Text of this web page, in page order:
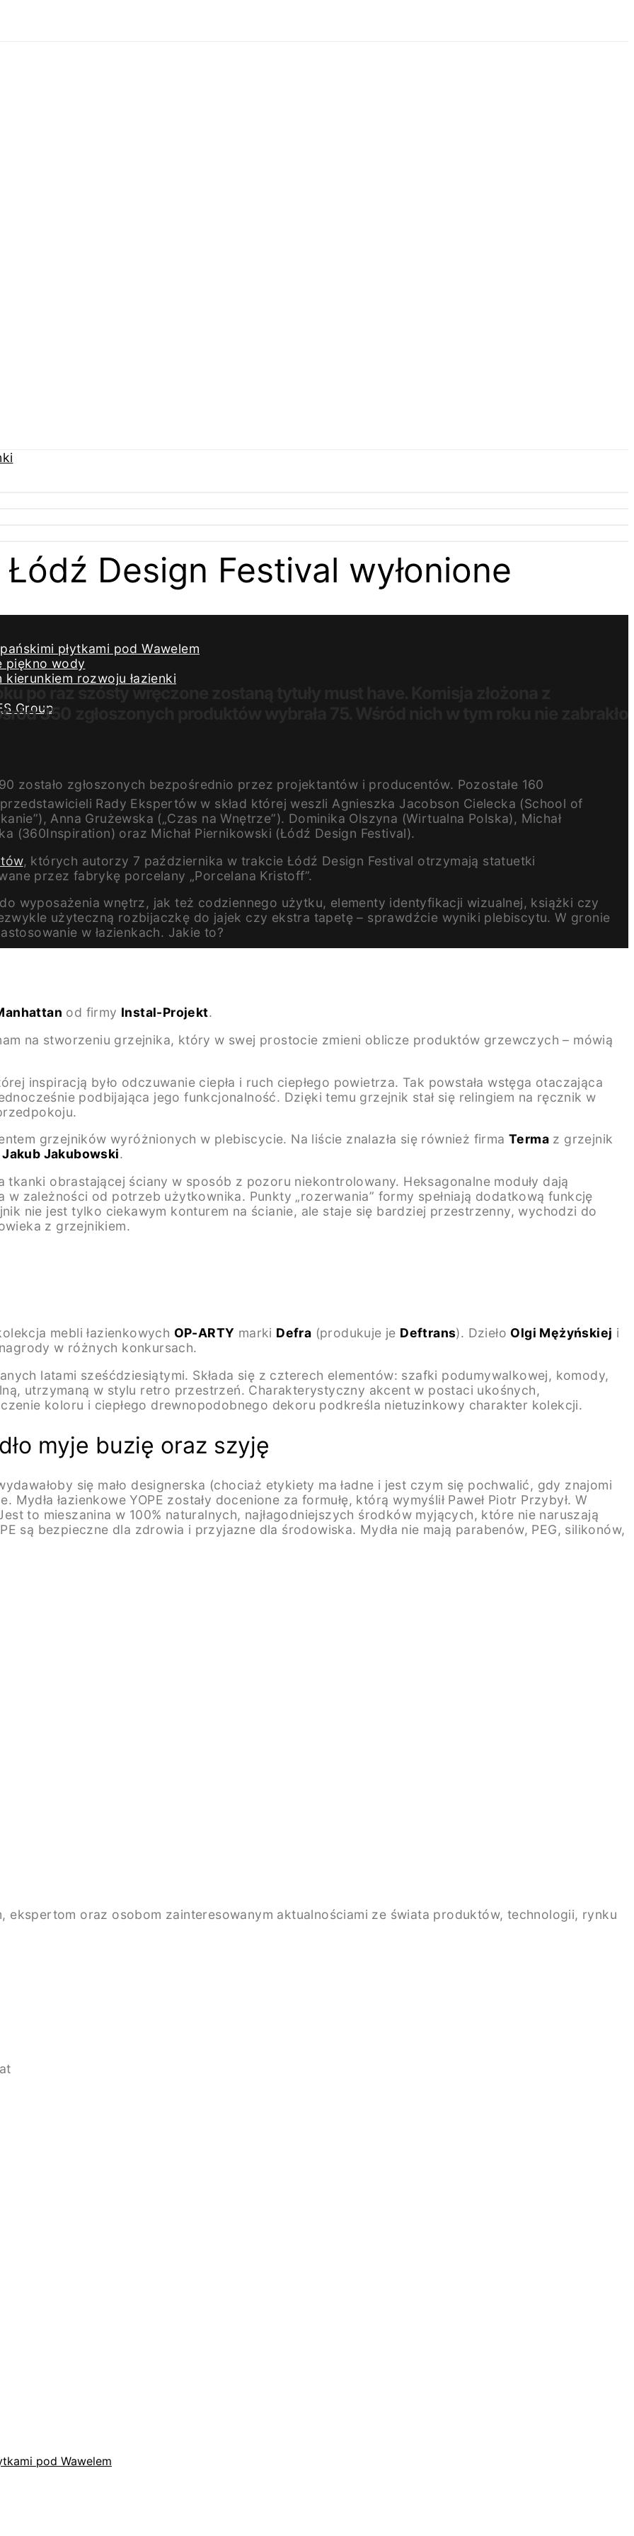
płytkami pod Wawelem
piękno wody
rozwoju łazienki
Group
Design Festival wyłonione
po raz szósty wręczone zostaną tytuły must have. Komisja złożona z
350 zgłoszonych produktów wybrała 75. Wśród nich w tym roku nie zabrakło
zostało zgłoszonych bezpośrednio przez projektantów i producentów. Pozostałe 160
Rady Ekspertów w skład której weszli Agnieszka Jacobson Cielecka (School of
Anna Grużewska („Czas na Wnętrze”). Dominika Olszyna (Wirtualna Polska), Michał
(360Inspiration) oraz Michał Piernikowski (Łódź Design Festival).
, których autorzy 7 października w trakcie Łódź Design Festival otrzymają statuetki
przez fabrykę porcelany „Porcelana Kristoff”.
wyposażenia wnętrz, jak też codziennego użytku, elementy identyfikacji wizualnej, książki czy
użyteczną rozbijaczkę do jajek czy ekstra tapetę – sprawdźcie wyniki plebiscytu. W gronie
w łazienkach. Jakie to?
od firmy Instal-Projekt.
na stworzeniu grzejnika, który w swej prostocie zmieni oblicze produktów grzewczych – mówią
inspiracją było odczuwanie ciepła i ruch ciepłego powietrza. Tak powstała wstęga otaczająca
podbijająca jego funkcjonalność. Dzięki temu grzejnik stał się relingiem na ręcznik w
grzejników wyróżnionych w plebiscycie. Na liście znalazła się również firma Terma z grzejnik
Jakub Jakubowski.
tkanki obrastającej ściany w sposób z pozoru niekontrolowany. Heksagonalne moduły dają
zależności od potrzeb użytkownika. Punkty „rozerwania” formy spełniają dodatkową funkcję
nie jest tylko ciekawym konturem na ścianie, ale staje się bardziej przestrzenny, wychodzi do
z grzejnikiem.
mebli łazienkowych OP-ARTY marki Defra (produkuje je Deftrans). Dzieło Olgi Mężyńskiej i
w różnych konkursach.
latami sześćdziesiątymi. Składa się z czterech elementów: szafki podumywalkowej, komody,
utrzymaną w stylu retro przestrzeń. Charakterystyczny akcent w postaci ukośnych,
koloru i ciepłego drewnopodobnego dekoru podkreśla nietuzinkowy charakter kolekcji.
myje buzię oraz szyję
się mało designerska (chociaż etykiety ma ładne i jest czym się pochwalić, gdy znajomi
Mydła łazienkowe YOPE zostały docenione za formułę, którą wymyślił Paweł Piotr Przybył. W
to mieszanina w 100% naturalnych, najłagodniejszych środków myjących, które nie naruszają
są bezpieczne dla zdrowia i przyjazne dla środowiska. Mydła nie mają parabenów, PEG, silikonów,
ekspertom oraz osobom zainteresowanym aktualnościami ze świata produktów, technologii, rynku
pod Wawelem